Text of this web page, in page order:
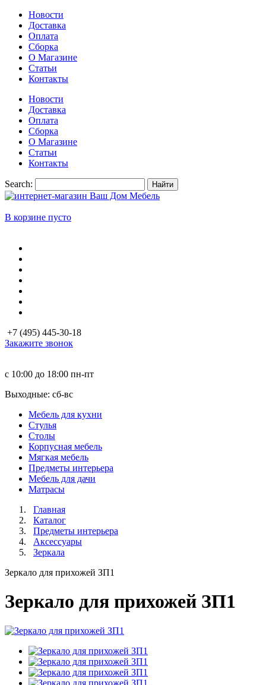
Новости
Доставка
Оплата
Сборка
О Магазине
Статьи
Контакты
Новости
Доставка
Оплата
Сборка
О Магазине
Статьи
Контакты
Search: Найти
В корзине пусто
+7 (495) 445-30-18
Закажите звонок
с 10:00 до 18:00 пн-пт
Выходные: сб-вc
Мебель для кухни
Стулья
Столы
Корпусная мебель
Мягкая мебель
Предметы интерьера
Мебель для дачи
Матраcы
Главная
Каталог
Предметы интерьера
Аксессуары
Зеркала
Зеркало для прихожей ЗП1
Зеркало для прихожей ЗП1